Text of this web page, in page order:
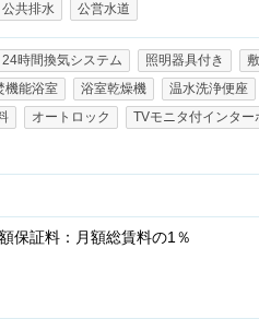
公共排水 公営水道
24時間換気システム 照明器具付き
機能浴室 浴室乾燥機
温水洗浄便座
オートロック
TVモニタ付インター
保証料：月額総賃料の1％